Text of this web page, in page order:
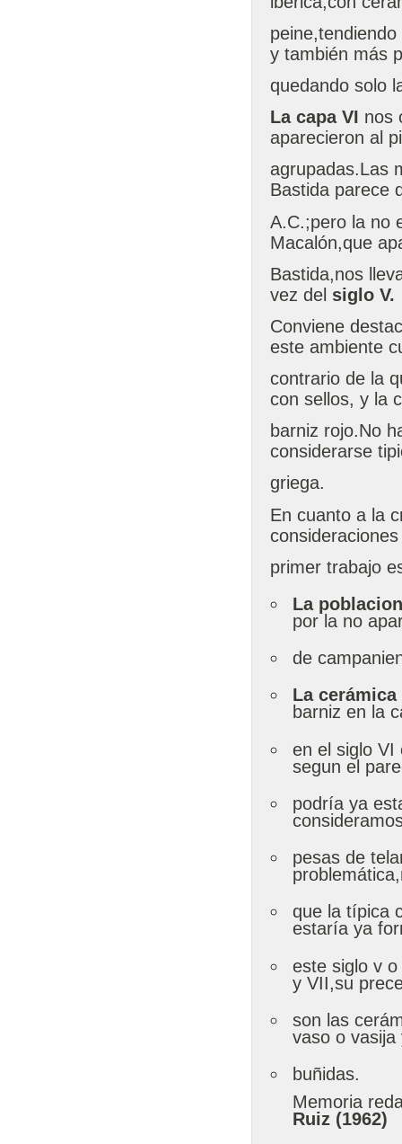
y también más
quedando solo
La capa VI nos
aparecieron al
agrupadas.Las
Bastida parece
A.C.;pero la no
Macalón,que
Bastida,nos
vez del siglo V.
Conviene
este ambiente
contrario de la
con sellos, y la
barniz rojo.No
considerarse
griega.
En cuanto a la
primer trabajo
La
por la no
de
La cerámica
barniz en la
en el siglo VI
segun el
podría ya
pesas de
que la típica
estaría ya
este siglo v
y VII,su
son las
vaso o
buñidas.
Memoria
Ruiz (1962)